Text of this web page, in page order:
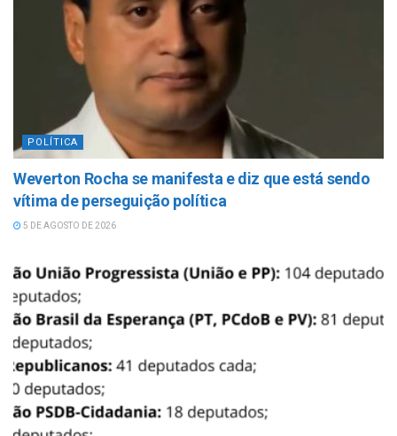
POLÍTICA
Weverton Rocha se manifesta e diz que está sendo
vítima de perseguição política
5 DE AGOSTO DE 2026